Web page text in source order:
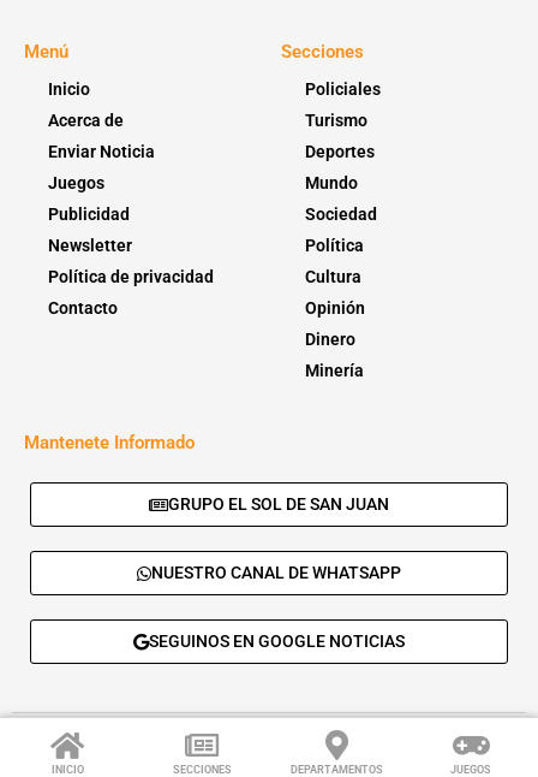
INICIO SECCIONES DEPARTAMENTOS JUEGOS
Menú
Inicio
Acerca de
Enviar Noticia
Juegos
Publicidad
Newsletter
Política de privacidad
Contacto
Secciones
Policiales
Turismo
Deportes
Mundo
Sociedad
Política
Cultura
Opinión
Dinero
Minería
Mantenete Informado
GRUPO EL SOL DE SAN JUAN
NUESTRO CANAL DE WHATSAPP
SEGUINOS EN GOOGLE NOTICIAS
© 2026 - El Sol de San Juan. Todos los derechos reservados. |
Desarrolla:
Daskalos Solutions